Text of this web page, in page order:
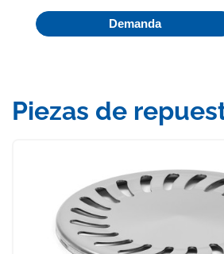
Demanda
Piezas de